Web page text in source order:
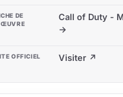
DE
Call of Duty -
→
OFFICIEL Visiter ↗